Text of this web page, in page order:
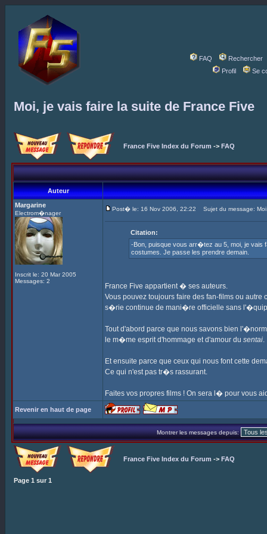
FAQ
Rechercher
Profil
Se
Moi, je vais faire la suite de France Five
France Five Index du Forum -> FAQ
Auteur
Margarine
Electrom�nager
Inscrit le: 20 Mar 2005
Messages: 2
Post� le: 16 Nov 2006, 22:22 Sujet du message:
Citation:
-Bon, puisque vous arr�tez au 5, moi, je vais
costumes. Je passe les prendre demain.
France Five appartient � ses auteurs.
Vous pouvez toujours faire des fan-films ou
s�rie continue de mani�re officielle sans
Tout d'abord parce que nous savons bien
le m�me esprit d'hommage et d'amour du sentai.
Et ensuite parce que ceux qui nous font cette
Ce qui n'est pas tr�s rassurant.
Faites vos propres films ! On sera l� pour vous
Revenir en haut de page
Montrer les messages depuis:
France Five Index du Forum -> FAQ
Page 1 sur 1